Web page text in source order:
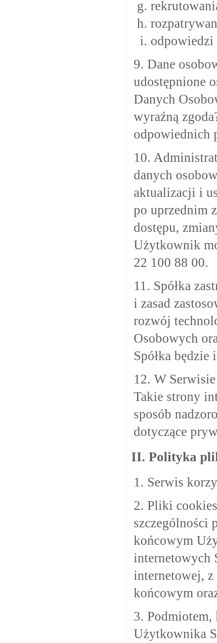
odpowiedzi
9. Dane
udostępnione
Danych
wyraźną
odpowiednich
10.
danych
aktualizacji i
po uprzednim
dostępu,
Użytkownik
22 100 88 00.
11. Spółka
i zasad
rozwój
Osobowych
Spółka
12. W
Takie strony
sposób
dotyczące
II. Polityka
1. Serwis
2. Pliki
szczególności
końcowym
internetowych
internetowej,
końcowym
3.
Użytkownika